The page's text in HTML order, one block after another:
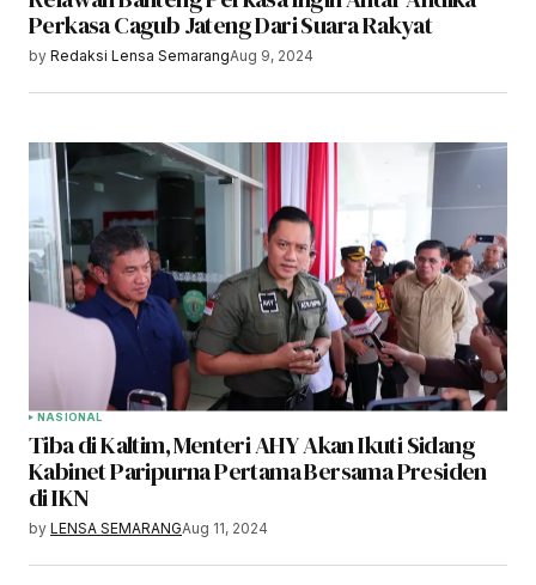
Perkasa Cagub Jateng Dari Suara Rakyat
by Redaksi Lensa SemarangAug 9, 2024
NASIONAL
Tiba di Kaltim, Menteri AHY Akan Ikuti Sidang
Kabinet Paripurna Pertama Bersama Presiden
di IKN
by LENSA SEMARANGAug 11, 2024